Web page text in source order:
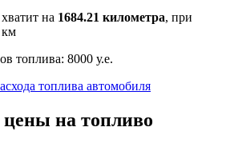
на 1684.21 километра, при
км
топлива: 8000 у.е.
топлива автомобиля
на топливо